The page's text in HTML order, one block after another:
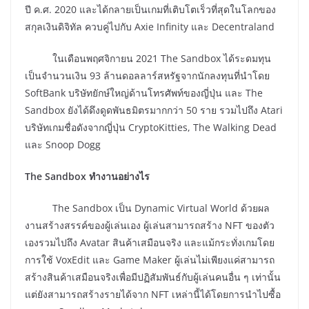
ปี ค.ศ. 2020 และได้กลายเป็นเกมที่เติบโตเร็วที่สุดในโลกของ
สกุลเงินดิจิทัล ควบคู่ไปกับ Axie Infinity และ Decentraland
ในเดือนพฤศจิกายน 2021 The Sandbox ได้ระดมทุน
เป็นจำนวนเงิน 93 ล้านดอลลาร์สหรัฐจากนักลงทุนที่นำโดย
SoftBank บริษัทยักษ์ใหญ่ด้านโทรศัพท์ของญี่ปุ่น และ The
Sandbox ยังได้ดึงดูดพันธมิตรมากกว่า 50 ราย รวมไปถึง Atari
บริษัทเกมชื่อดังจากญี่ปุ่น CryptoKitties, The Walking Dead
และ Snoop Dogg
The Sandbox ทำงานอย่างไร
The Sandbox เป็น Dynamic Virtual World ด้วยผล
งานสร้างสรรค์ของผู้เล่นเอง ผู้เล่นสามารถสร้าง NFT ของตัว
เองรวมไปถึง Avatar สินค้าเสมือนจริง และแม้กระทั่งเกมโดย
การใช้ VoxEdit และ Game Maker ผู้เล่นไม่เพียงแค่สามารถ
สร้างสินค้าเสมือนจริงเพื่อมีปฏิสัมพันธ์กับผู้เล่นคนอื่น ๆ เท่านั้น
แต่ยังสามารถสร้างรายได้จาก NFT เหล่านี้ได้โดยการนำไปซื้อ